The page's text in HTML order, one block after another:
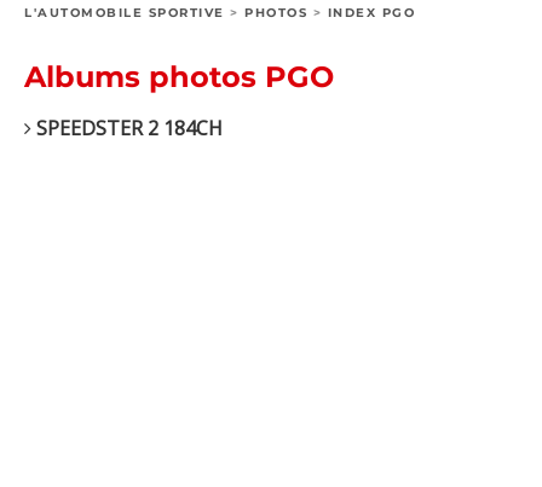
L'AUTOMOBILE SPORTIVE > PHOTOS > INDEX PGO
Albums photos PGO
SPEEDSTER 2 184CH